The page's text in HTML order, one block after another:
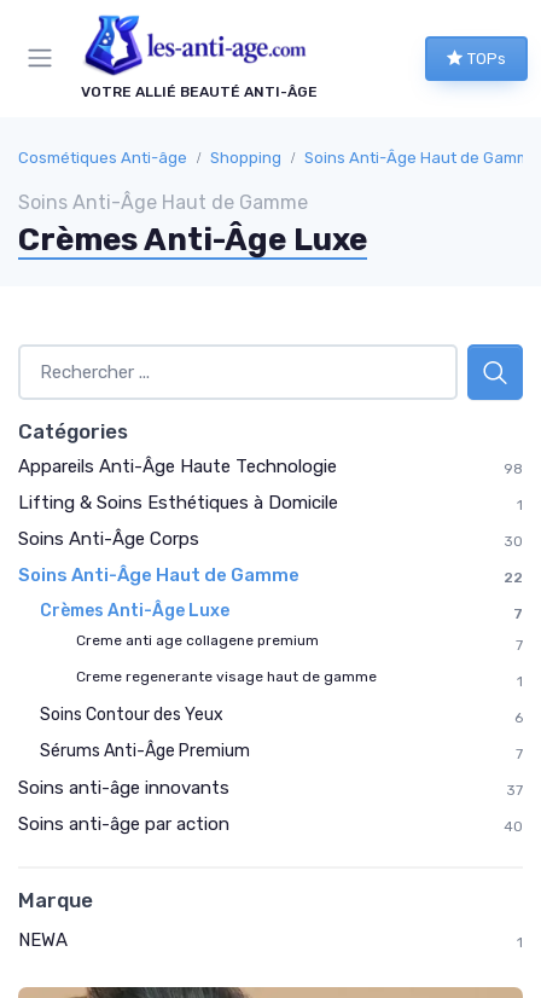
VOTRE ALLIÉ BEAUTÉ ANTI-ÂGE
TOPs
Cosmétiques Anti-âge Shopping Soins Anti-Âge Haut de Gamme
Soins Anti-Âge Haut de Gamme
Crèmes Anti-Âge Luxe
Catégories
Appareils Anti-Âge Haute Technologie 98
Lifting & Soins Esthétiques à Domicile 1
Soins Anti-Âge Corps 30
Soins Anti-Âge Haut de Gamme 22
Crèmes Anti-Âge Luxe
7
Creme anti age collagene premium
7
Creme regenerante visage haut de gamme
1
Soins Contour des Yeux 6
Sérums Anti-Âge Premium 7
Soins anti-âge innovants 37
Soins anti-âge par action 40
Marque
NEWA 1
Panneau de gestion des cookies